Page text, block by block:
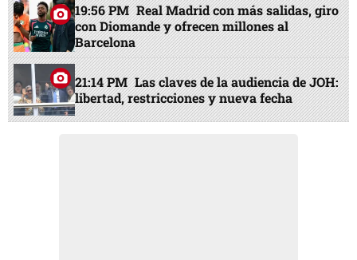
19:56 PM Real Madrid con más salidas, giro
con Diomande y ofrecen millones al
Barcelona
21:14 PM Las claves de la audiencia de JOH:
libertad, restricciones y nueva fecha